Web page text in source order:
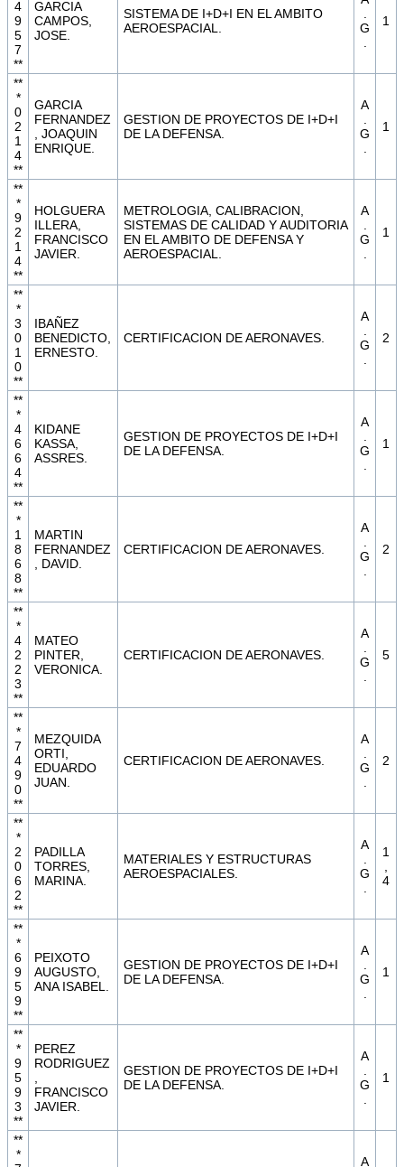
4
9
5
7
**
GARCIA
CAMPOS,
JOSE.
SISTEMA DE I+D+I EN EL AMBITO
AEROESPACIAL.
G
1
**
*
0
2
1
4
**
GARCIA
FERNANDEZ
, JOAQUIN
ENRIQUE.
GESTION DE PROYECTOS DE I+D+I
DE LA DEFENSA.
A
G
1
**
*
9
2
1
4
**
HOLGUERA
ILLERA,
FRANCISCO
JAVIER.
METROLOGIA, CALIBRACION,
SISTEMAS DE CALIDAD Y AUDITORIA
EN EL AMBITO DE DEFENSA Y
AEROESPACIAL.
A
G
1
**
*
3
0
1
0
**
IBAÑEZ
BENEDICTO,
ERNESTO.
CERTIFICACION DE AERONAVES.
A
G
2
**
*
4
6
6
4
**
KIDANE
KASSA,
ASSRES.
GESTION DE PROYECTOS DE I+D+I
DE LA DEFENSA.
A
G
1
**
*
1
8
6
8
**
MARTIN
FERNANDEZ
, DAVID.
CERTIFICACION DE AERONAVES.
A
G
2
**
*
4
2
2
3
**
MATEO
PINTER,
VERONICA.
CERTIFICACION DE AERONAVES.
A
G
5
**
*
7
4
9
0
**
MEZQUIDA
ORTI,
EDUARDO
JUAN.
CERTIFICACION DE AERONAVES.
A
G
2
**
*
2
0
6
2
**
PADILLA
TORRES,
MARINA.
MATERIALES Y ESTRUCTURAS
AEROESPACIALES.
A
G
1
4
**
*
6
9
5
9
**
PEIXOTO
AUGUSTO,
ANA ISABEL.
GESTION DE PROYECTOS DE I+D+I
DE LA DEFENSA.
A
G
1
**
*
9
5
9
3
**
PEREZ
RODRIGUEZ
FRANCISCO
JAVIER.
GESTION DE PROYECTOS DE I+D+I
DE LA DEFENSA.
A
G
1
**
*
A